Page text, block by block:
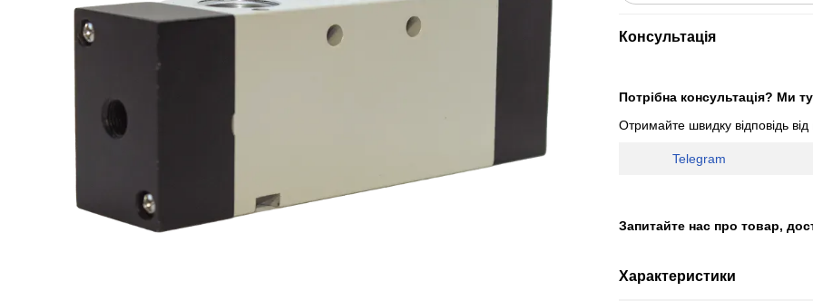
Консультація
Потрібна консультація? Ми
Отримайте швидку відповідь
Telegram
Запитайте нас про товар,
Характеристики